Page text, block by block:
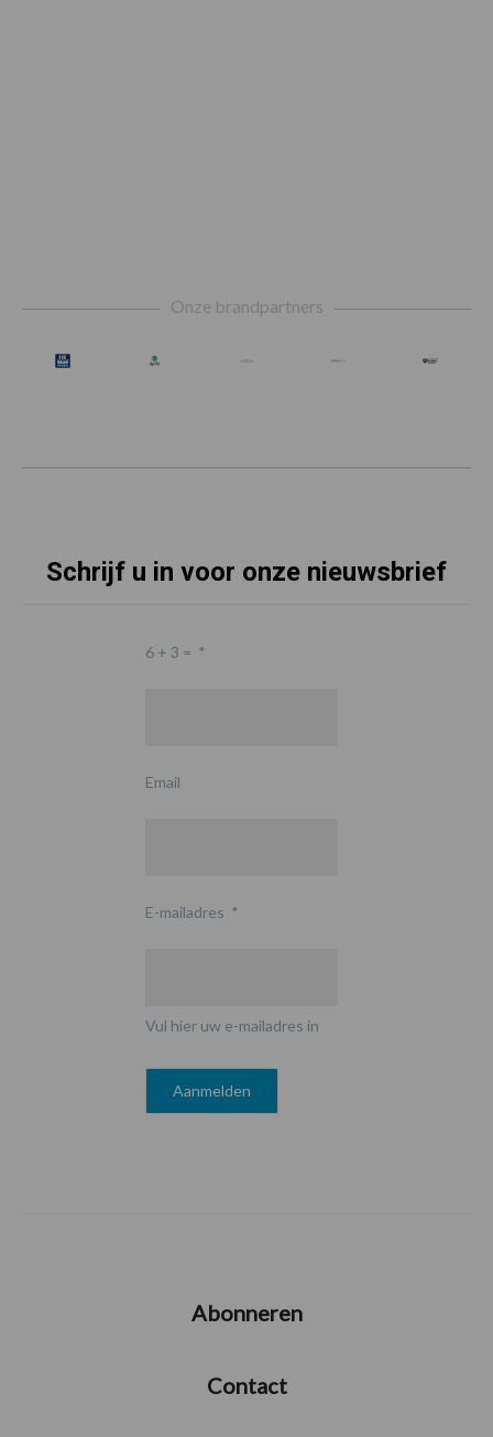
Onze brandpartners
Schrijf u in voor onze nieuwsbrief
6 + 3 = *
Email
E-mailadres *
Vul hier uw e-mailadres in
Abonneren
Contact